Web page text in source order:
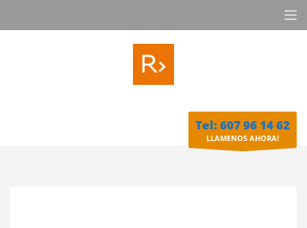
Tel: 607 96 14 62
LLAMENOS AHORA!